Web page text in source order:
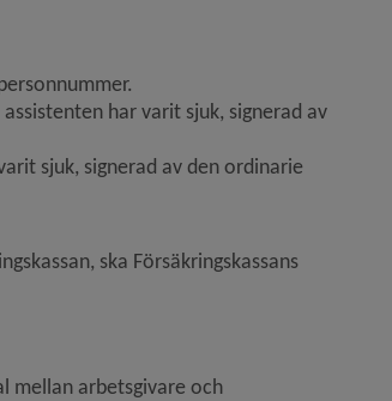
har varit sjuk, signerad av
sjuk, signerad av den ordinarie
ska Försäkringskassans
mellan arbetsgivare och